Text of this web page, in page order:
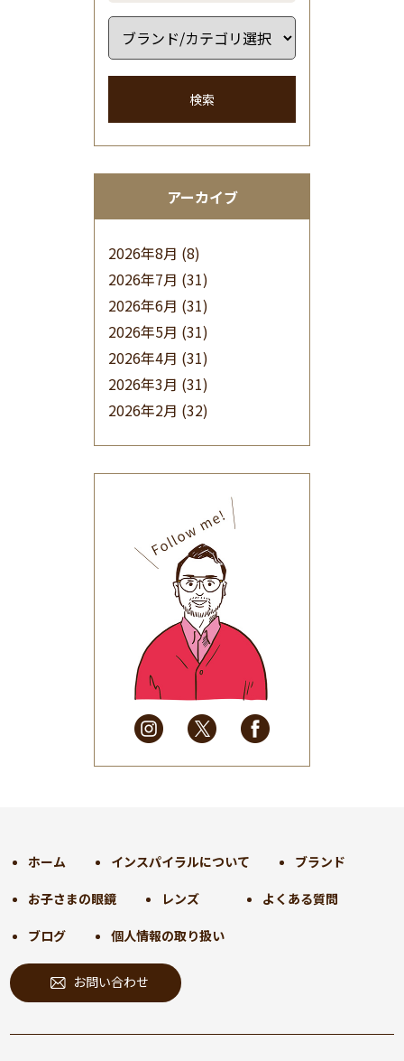
検索
アーカイブ
2026年8月 (8)
2026年7月 (31)
2026年6月 (31)
2026年5月 (31)
2026年4月 (31)
2026年3月 (31)
2026年2月 (32)
(32)
2025年9月(30)
2025年8月(31)
2025年7月(37)
2025年6月(48)
2025年5月
(41)
2025年4月
(32)
2025年3月(31)
2025年2月
(28)
2025年1月
(34)
2024年9月(30)
2024年7月(31)
2024年6月(30)
2024年5月
2024年4月 (32)
2024年2月(31)
ホーム インスパイラルについて ブランド
お子さまの眼鏡 レンズ よくある質問
ブログ 個人情報の取り扱い
お問い合わせ